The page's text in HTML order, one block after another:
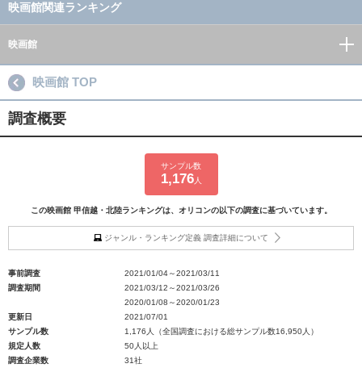
映画館関連ランキング
映画館
映画館 TOP
調査概要
サンプル数
1,176人
この映画館 甲信越・北陸ランキングは、オリコンの以下の調査に基づいています。
ジャンル・ランキング定義 調査詳細について
事前調査
2021/01/04～2021/03/11
調査期間
2021/03/12～2021/03/26
2020/01/08～2020/01/23
更新日
2021/07/01
サンプル数
1,176人（全国調査における総サンプル数16,950人）
規定人数
50人以上
調査企業数
31社